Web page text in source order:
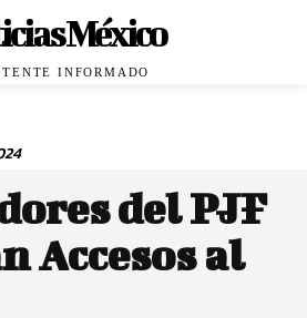
México
INFORMADO
del PJF
Accesos al